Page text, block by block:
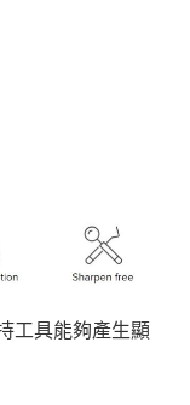
工具能夠產生顯